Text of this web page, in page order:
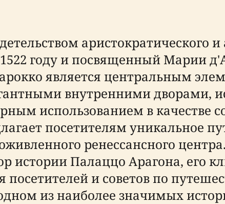
аристократического
году и посвященный Марии
является центральным
внутренними
использованием в качестве
посетителям уникальное
ренессансного
истории Палаццо Арагона, его
и советов по
из наиболее значимых